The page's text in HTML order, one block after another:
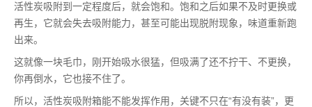
活性炭吸附到一定程度后，就会饱和。饱和之后如果不及时更换或
再生，它就会失去吸附能力，甚至可能出现脱附现象，味道重新跑
出来。
这就像一块毛巾，刚开始吸水很猛，但吸满了还不拧干、不更换，
你再倒水，它也接不住了。
所以，活性炭吸附箱能不能发挥作用，关键不只在“有没有装”，更